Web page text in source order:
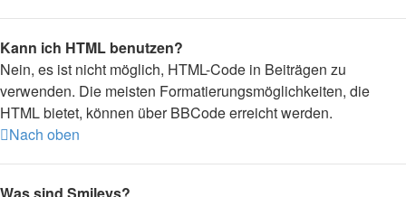
Kann ich HTML benutzen?
Nein, es ist nicht möglich, HTML-Code in Beiträgen zu
verwenden. Die meisten Formatierungsmöglichkeiten, die
HTML bietet, können über BBCode erreicht werden.
Nach oben